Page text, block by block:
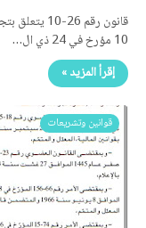
10 مؤرخ في 24 ذي ال…
إقرأ المزيد »
قوانين وتشريعات